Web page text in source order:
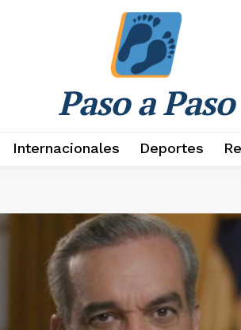
Paso a Paso
Internacionales Deportes